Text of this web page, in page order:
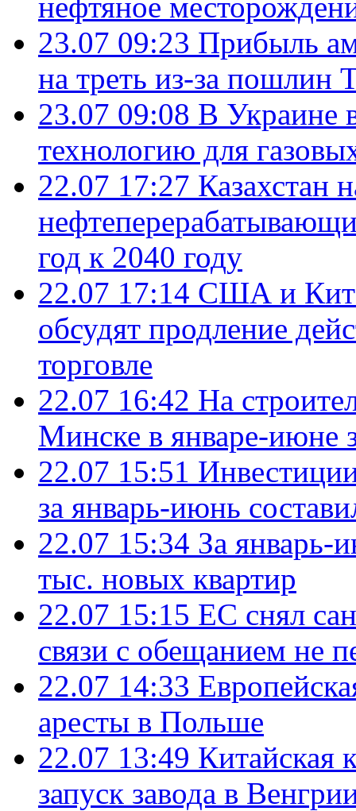
23.07 09:23 Прибыль
на треть из-за пошлин
23.07 09:08 В Украине
технологию для
22.07 17:27 Казахстан
год к 2040 году
22.07 17:14 США и
обсудят продление
торговле
22.07 16:42 На
Минске в январе-июне
22.07 15:51
за январь-июнь
22.07 15:34 За январь-
тыс. новых квартир
22.07 15:15 ЕС снял
связи с обещанием не
22.07 14:33
аресты в Польше
22.07 13:49 Китайская
запуск завода в